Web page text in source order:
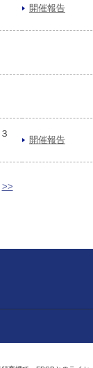
開催報告
開催報告
>>